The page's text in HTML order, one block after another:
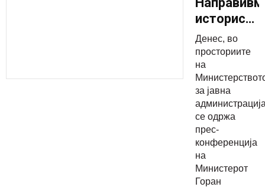
историски
исчекор
во
реформата
на јавната
со
на три
клучни
закони
Денес, во
просториите
на
за јавна
се одржа
прес-
конференција
на
Министерот
Горан